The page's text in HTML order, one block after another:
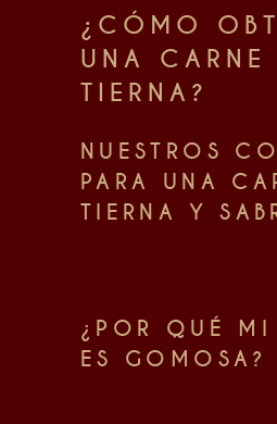
¿CÓMO
UNA CARNE
TIERNA?
NUESTROS
PARA UNA
TIERNA Y
¿POR QUÉ MI
ES GOMOSA?